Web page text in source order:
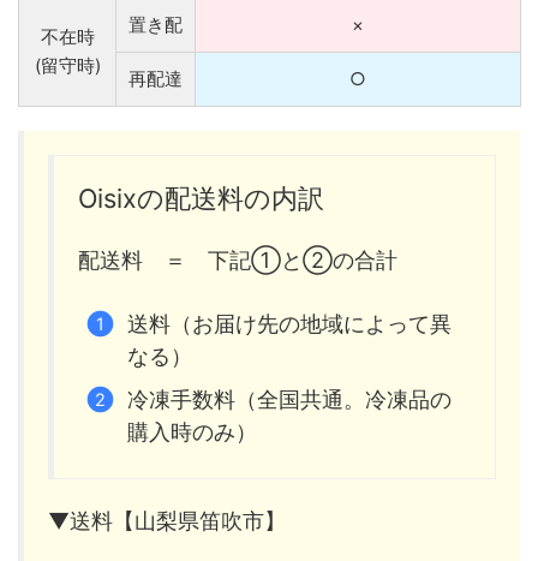
不在時
(留守時)
置き配 ×
再配達 ○
Oisixの配送料の内訳
配送料 ＝ 下記①と②の合計
送料（お届け先の地域によって異
なる）
冷凍手数料（全国共通。冷凍品の
購入時のみ）
▼送料【山梨県笛吹市】